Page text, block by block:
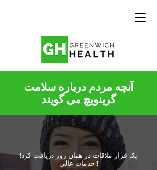
آنچه مردم درباره سلامت
گرینویچ می گویند
یک قرار ملاقات در همان روز دریافت کرد!
خدمات عالی!!